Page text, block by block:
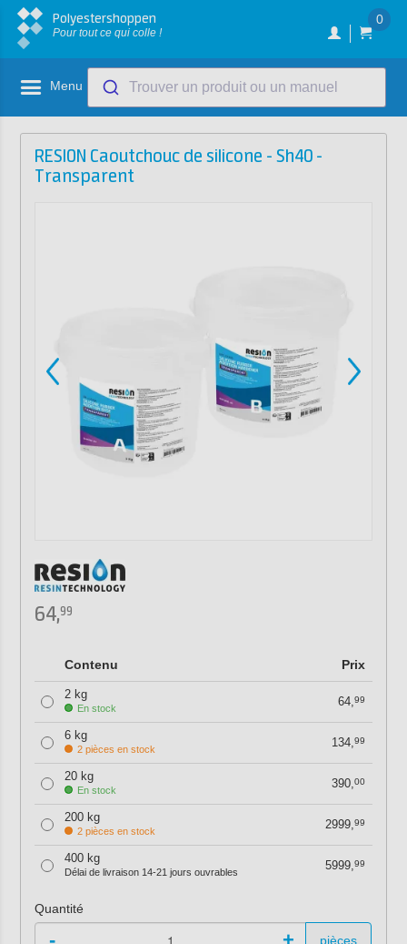
Polyestershoppen
Pour tout ce qui colle !
0
Menu Trouver un produit ou un manuel
RESION Caoutchouc de silicone - Sh40 -
Transparent
64,99
Contenu Prix
2 kg
En stock 64,99
6 kg
2 pièces en stock 134,99
20 kg
En stock 390,00
200 kg
2 pièces en stock 2999,99
400 kg
Délai de livraison 14-21 jours ouvrables 5999,99
Quantité
pièces